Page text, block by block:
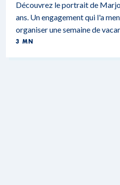
Découvrez le portrait de
ans. Un engagement qui l'a
organiser une semaine de
3 MN